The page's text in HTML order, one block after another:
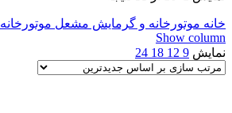
latest
خانه موتورخانه و گرمایش مشعل موتورخانه
Show column
نمایش 9
12
18
24